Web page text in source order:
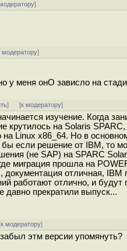
]
модератору]
у меня онО зависло на
] [к модератору]
изучение. Когда
крутилось на Solaris
на Linux x86_64. Но в
бы если решение от IBM,
(не SAP) на SPARC
миграция прошла на
отличная,
работают отлично, и
давно прекратили выпуск...
к модератору]
этм версии упомянуть?